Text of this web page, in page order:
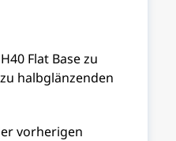
Flat Base zu
halbglänzenden
vorherigen